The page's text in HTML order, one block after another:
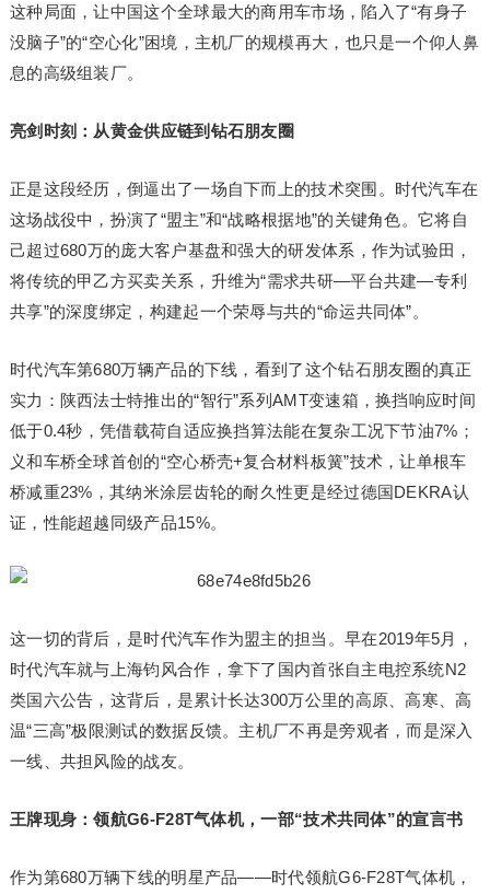
这种局面，让中国这个全球最大的商用车市场，陷入了“有身子
没脑子”的“空心化”困境，主机厂的规模再大，也只是一个仰人鼻
息的高级组装厂。
亮剑时刻：从黄金供应链到钻石朋友圈
正是这段经历，倒逼出了一场自下而上的技术突围。时代汽车在
这场战役中，扮演了“盟主”和“战略根据地”的关键角色。它将自
己超过680万的庞大客户基盘和强大的研发体系，作为试验田，
将传统的甲乙方买卖关系，升维为“需求共研—平台共建—专利
共享”的深度绑定，构建起一个荣辱与共的“命运共同体”。
时代汽车第680万辆产品的下线，看到了这个钻石朋友圈的真正
实力：陕西法士特推出的“智行”系列AMT变速箱，换挡响应时间
低于0.4秒，凭借载荷自适应换挡算法能在复杂工况下节油7%；
义和车桥全球首创的“空心桥壳+复合材料板簧”技术，让单根车
桥减重23%，其纳米涂层齿轮的耐久性更是经过德国DEKRA认
证，性能超越同级产品15%。
这一切的背后，是时代汽车作为盟主的担当。早在2019年5月，
时代汽车就与上海钧风合作，拿下了国内首张自主电控系统N2
类国六公告，这背后，是累计长达300万公里的高原、高寒、高
温“三高”极限测试的数据反馈。主机厂不再是旁观者，而是深入
一线、共担风险的战友。
王牌现身：领航G6-F28T气体机，一部“技术共同体”的宣言书
作为第680万辆下线的明星产品——时代领航G6-F28T气体机，